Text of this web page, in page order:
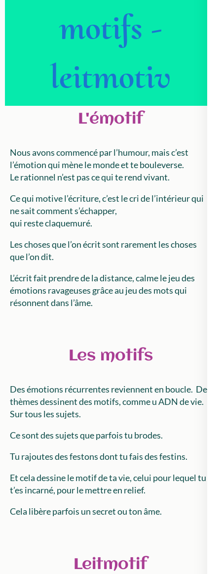
motifs -
leitmotiv
L'émotif
Nous avons commencé par l’humour, mais c’est
l’émotion qui mène le monde et te bouleverse.
Le rationnel n’est pas ce qui te rend vivant.
Ce qui motive l’écriture, c’est le cri de l’intérieur qui
ne sait comment s’échapper,
qui reste claquemuré.
Les choses que l’on écrit sont rarement les choses
que l’on dit.
L’écrit fait prendre de la distance, calme le jeu des
émotions ravageuses grâce au jeu des mots qui
résonnent dans l’âme.
Les motifs
Des émotions récurrentes reviennent en boucle. Des
thèmes dessinent des motifs, comme u ADN de vie.
Sur tous les sujets.
Ce sont des sujets que parfois tu brodes.
Tu rajoutes des festons dont tu fais des festins.
Et cela dessine le motif de ta vie, celui pour lequel tu
t’es incarné, pour le mettre en relief.
Cela libère parfois un secret ou ton âme.
Leitmotif